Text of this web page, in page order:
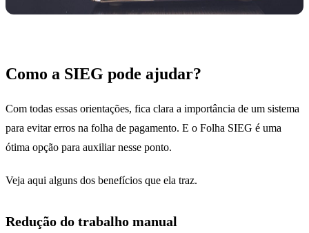
Como a SIEG pode ajudar?
Com todas essas orientações, fica clara a importância de um sistema
para evitar erros na folha de pagamento. E o Folha SIEG é uma
ótima opção para auxiliar nesse ponto.
Veja aqui alguns dos benefícios que ela traz.
Redução do trabalho manual